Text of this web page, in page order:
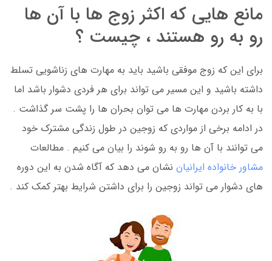
مانع هایی که اکثر زوج ها با آن ها
رو به رو هستند ، چیست ؟
برای این که زوج موفقی باشید باید به مهارت های زناشویی تسلط
داشته باشید و این مسیر می تواند برای هر فردی دشوار باشد اما
با به کار بردن مهارت ها می توان بحران ها را پشت سر گذاشت .
در ادامه برخی از مواردی که زوجین در طول زندگی مشترک خود
می توانند با آن ها رو به رو شوند را بیان می کنیم . مطالعات
مشاور خانواده ایرانیان نشان می دهد که آگاه شدن به این دوره
های دشوار می تواند زوجین را برای داشتن شرایط بهتر کمک کند .